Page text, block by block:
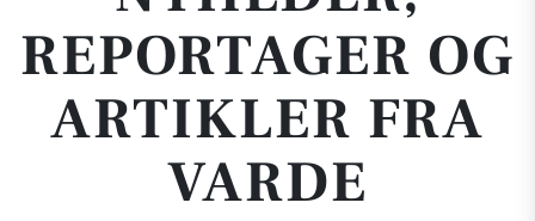
REPORTAGER OG
ARTIKLER FRA
VARDE